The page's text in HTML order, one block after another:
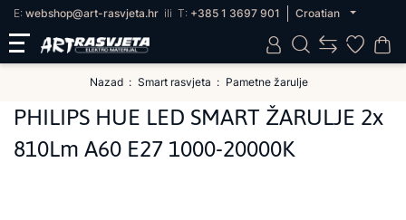
E: webshop@art-rasvjeta.hr ili T: +385 1 3697 901 Croatian
Nazad Smart rasvjeta Pametne žarulje
PHILIPS HUE LED SMART ŽARULJE 2x
810Lm A60 E27 1000-20000K